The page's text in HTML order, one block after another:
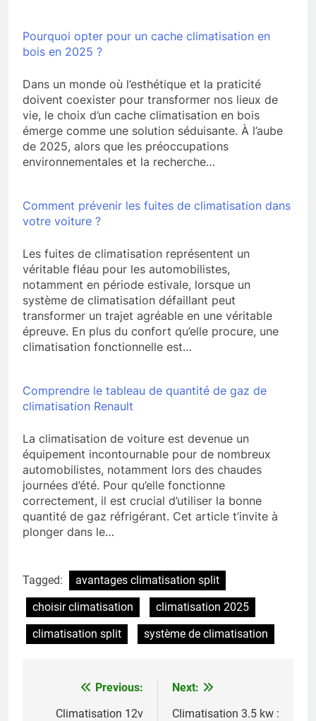
Pourquoi opter pour un cache climatisation en
bois en 2025 ?
Dans un monde où l’esthétique et la praticité
doivent coexister pour transformer nos lieux de
vie, le choix d’un cache climatisation en bois
émerge comme une solution séduisante. À l’aube
de 2025, alors que les préoccupations
environnementales et la recherche…
Comment prévenir les fuites de climatisation dans
votre voiture ?
Les fuites de climatisation représentent un
véritable fléau pour les automobilistes,
notamment en période estivale, lorsque un
système de climatisation défaillant peut
transformer un trajet agréable en une véritable
épreuve. En plus du confort qu’elle procure, une
climatisation fonctionnelle est…
Comprendre le tableau de quantité de gaz de
climatisation Renault
La climatisation de voiture est devenue un
équipement incontournable pour de nombreux
automobilistes, notamment lors des chaudes
journées d’été. Pour qu’elle fonctionne
correctement, il est crucial d’utiliser la bonne
quantité de gaz réfrigérant. Cet article t’invite à
plonger dans le…
Tagged:
avantages climatisation split
choisir climatisation
climatisation 2025
climatisation split
système de climatisation
NavigationPrevious:
Climatisation 12v
Next:
Climatisation 3.5 kw :